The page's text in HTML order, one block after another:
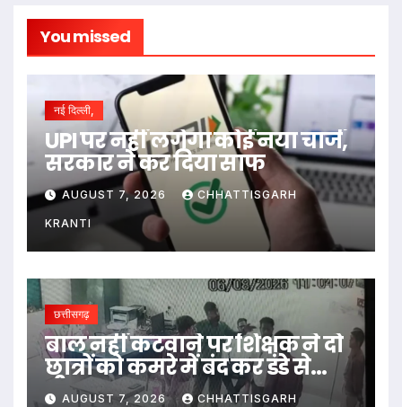
You missed
नई दिल्ली,
UPI पर नहीं लगेगा कोई नया चार्ज,
सरकार ने कर दिया साफ
AUGUST 7, 2026 CHHATTISGARH
KRANTI
छत्तीसगढ़
बाल नहीं कटवाने पर शिक्षक ने दो
छात्रों को कमरे में बंद कर डंडे से
पीटा…
AUGUST 7, 2026 CHHATTISGARH